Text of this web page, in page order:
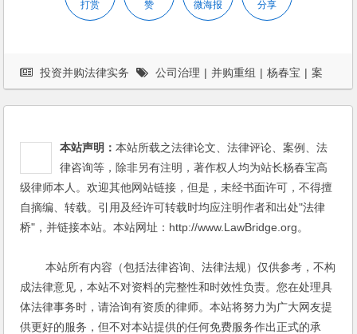
打赏 赞 微海报 分享
投资并购法律实务 公司治理 | 并购重组 | 杨春宝 | 案
本站声明：本站所载之法律论文、法律评论、案例、法
律咨询等，除非另有注明，著作权人均为站长杨春宝高
级律师本人。欢迎其他网站链接，但是，未经书面许可，不得擅
自摘编、转载。引用及经许可转载时均应注明作者和出处"法律
桥"，并链接本站。本站网址：http://www.LawBridge.org。
本站所有内容（包括法律咨询、法律法规）仅供参考，不构
成法律意见，本站不对资料的完整性和时效性负责。您在处理具
体法律事务时，请洽询有资质的律师。本站将努力为广大网友提
供更好的服务，但不对本站提供的任何免费服务作出正式的承